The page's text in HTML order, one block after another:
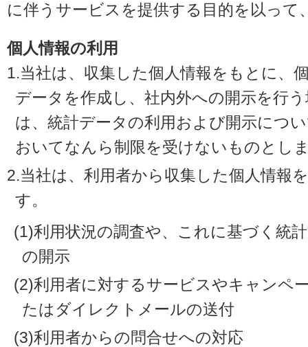
に伴うサービスを提供する目的を以って
個人情報の利用
1.当社は、収集した個人情報をもとに、
データを作成し、社内外への開示を行
は、統計データの利用および開示につ
おいてなんら制限を受けないものとし
2.当社は、利用者から収集した個人情報
す。
(1)利用状況の調査や、これに基づく統
の開示
(2)利用者に対するサービスやキャンペ
たはダイレクトメールの送付
(3)利用者からの問合せへの対応